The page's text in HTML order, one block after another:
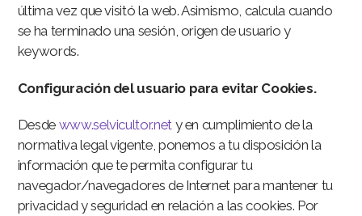
última vez que visitó la web. Asimismo, calcula cuando
se ha terminado una sesión, origen de usuario y
keywords.
Configuración del usuario para evitar Cookies.
Desde www.selvicultor.nety en cumplimiento de la
normativa legal vigente, ponemos a tu disposición la
información que te permita configurar tu
navegador/navegadores de Internet para mantener tu
privacidad y seguridad en relación a las cookies. Por